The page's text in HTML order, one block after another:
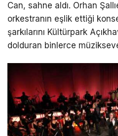
Can, sahne aldı. Orhan
orkestranın eşlik ettiği
şarkılarını Kültürpark
dolduran binlerce